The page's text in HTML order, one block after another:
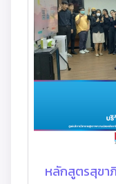
หลักสูตรสุขา